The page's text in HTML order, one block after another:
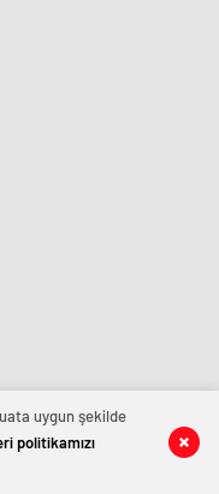
uygun şekilde
politikamızı